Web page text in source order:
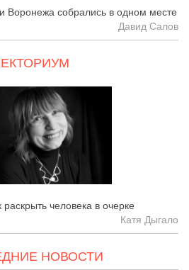
Воронежа собрались в одном месте
Давид Салов
человека в очерке
Катя Дыгало
НОВОСТИ